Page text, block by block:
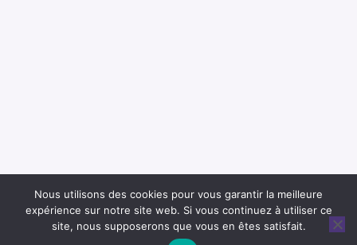
Nous utilisons des cookies pour vous garantir la meilleure
expérience sur notre site web. Si vous continuez à utiliser ce
site, nous supposerons que vous en êtes satisfait.